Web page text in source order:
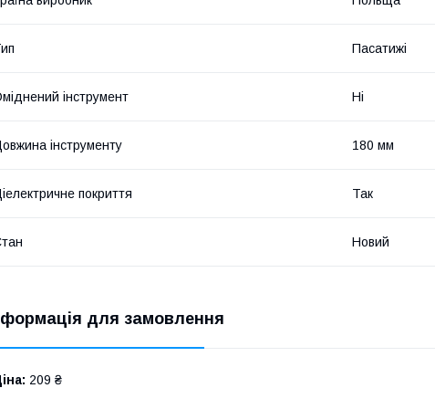
Пасатижі
інструмент Ні
інструменту 180 мм
покриття Так
Новий
для замовлення
209 ₴